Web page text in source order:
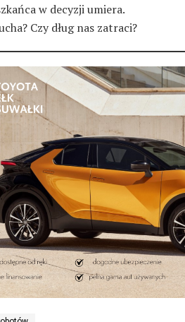
w decyzji umiera.
Czy dług nas zatraci?